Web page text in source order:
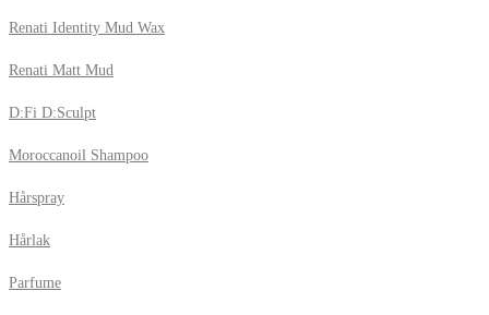
Renati Identity Mud Wax
Renati Matt Mud
D:Fi D:Sculpt
Moroccanoil Shampoo
Hårspray
Hårlak
Parfume